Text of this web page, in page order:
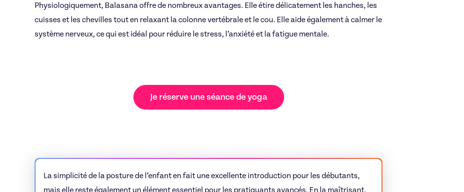
Physiologiquement, Balasana offre de nombreux avantages. Elle étire délicatement les hanches, les
cuisses et les chevilles tout en relaxant la colonne vertébrale et le cou. Elle aide également à calmer le
système nerveux, ce qui est idéal pour réduire le stress, l’anxiété et la fatigue mentale.
Je réserve une séance de yoga
La simplicité de la posture de l’enfant en fait une excellente introduction pour les débutants,